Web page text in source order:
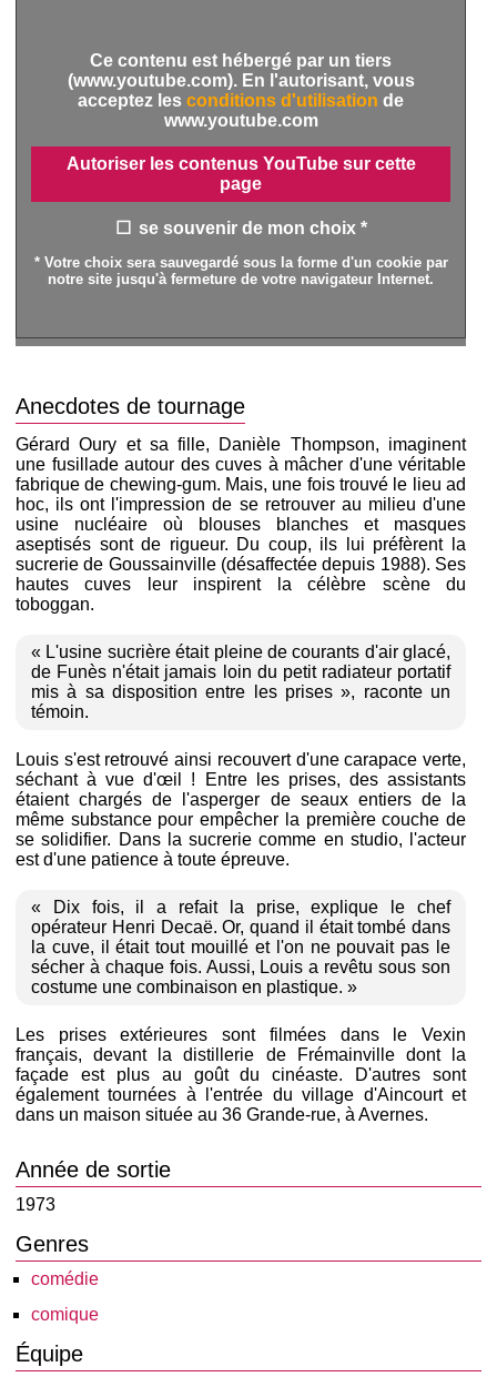
Ce contenu est hébergé par un tiers
(www.youtube.com). En l'autorisant, vous
acceptez les conditions d'utilisation de
www.youtube.com
Autoriser les contenus YouTube sur cette
page
se souvenir de mon choix *
* Votre choix sera sauvegardé sous la forme d'un cookie par
notre site jusqu'à fermeture de votre navigateur Internet.
Anecdotes de tournage
Gérard Oury et sa fille, Danièle Thompson, imaginent
une fusillade autour des cuves à mâcher d'une véritable
fabrique de chewing-gum. Mais, une fois trouvé le lieu ad
hoc, ils ont l'impression de se retrouver au milieu d'une
usine nucléaire où blouses blanches et masques
aseptisés sont de rigueur. Du coup, ils lui préfèrent la
sucrerie de Goussainville (désaffectée depuis 1988). Ses
hautes cuves leur inspirent la célèbre scène du
toboggan.
« L'usine sucrière était pleine de courants d'air glacé,
de Funès n'était jamais loin du petit radiateur portatif
mis à sa disposition entre les prises », raconte un
témoin.
Louis s'est retrouvé ainsi recouvert d'une carapace verte,
séchant à vue d'œil ! Entre les prises, des assistants
étaient chargés de l'asperger de seaux entiers de la
même substance pour empêcher la première couche de
se solidifier. Dans la sucrerie comme en studio, l'acteur
est d'une patience à toute épreuve.
« Dix fois, il a refait la prise, explique le chef
opérateur Henri Decaë. Or, quand il était tombé dans
la cuve, il était tout mouillé et l'on ne pouvait pas le
sécher à chaque fois. Aussi, Louis a revêtu sous son
costume une combinaison en plastique. »
Les prises extérieures sont filmées dans le Vexin
français, devant la distillerie de Frémainville dont la
façade est plus au goût du cinéaste. D'autres sont
également tournées à l'entrée du village d'Aincourt et
dans un maison située au 36 Grande-rue, à Avernes.
Année de sortie
1973
Genres
comédie
comique
Équipe